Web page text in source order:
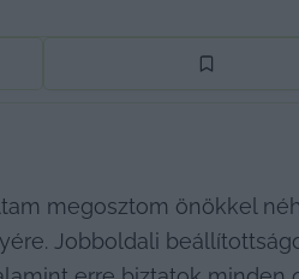
megosztom önökkel
Jobboldali